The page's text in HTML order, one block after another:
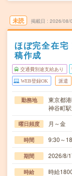
未読 掲載日 2026/08/
ほぼ完全在
稿作成
交通費別途支給あり
WEB登録OK 派遣
勤務地
東京都
神谷町
曜日頻度 月～金
時間 9:30～
期間 2026/8/
時給 時給